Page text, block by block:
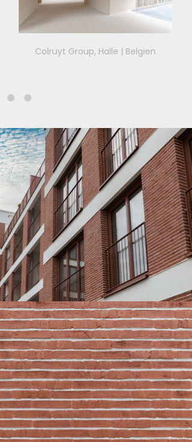
Colruyt Group, Halle | Belgien